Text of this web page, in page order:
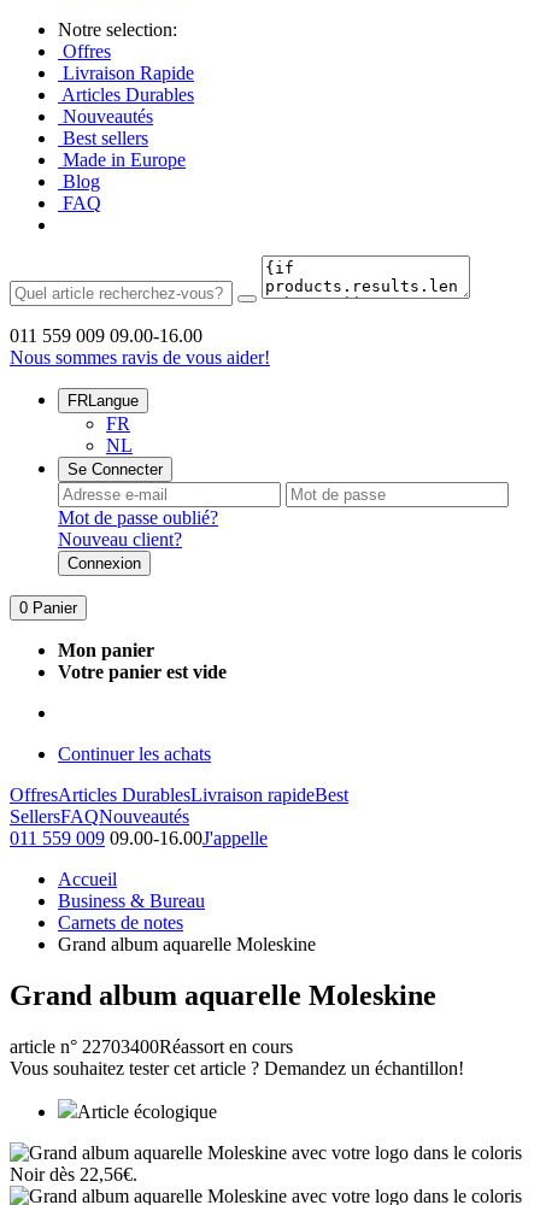
Notre selection:
Offres
Livraison Rapide
Articles Durables
Nouveautés
Best sellers
Made in Europe
Blog
FAQ
011 559 009 09.00-16.00
Nous sommes ravis de vous aider!
FRLangue
FR
NL
Se Connecter
Mot de passe oublié?
Nouveau client?
Connexion
0 Panier
Mon panier
Votre panier est vide
Continuer les achats
OffresArticles DurablesLivraison rapideBest
SellersFAQNouveautés
011 559 009 09.00-16.00J'appelle
Accueil
Business & Bureau
Carnets de notes
Grand album aquarelle Moleskine
Grand album aquarelle Moleskine
article n° 22703400Réassort en cours
Vous souhaitez tester cet article ? Demandez un échantillon!
Article écologique